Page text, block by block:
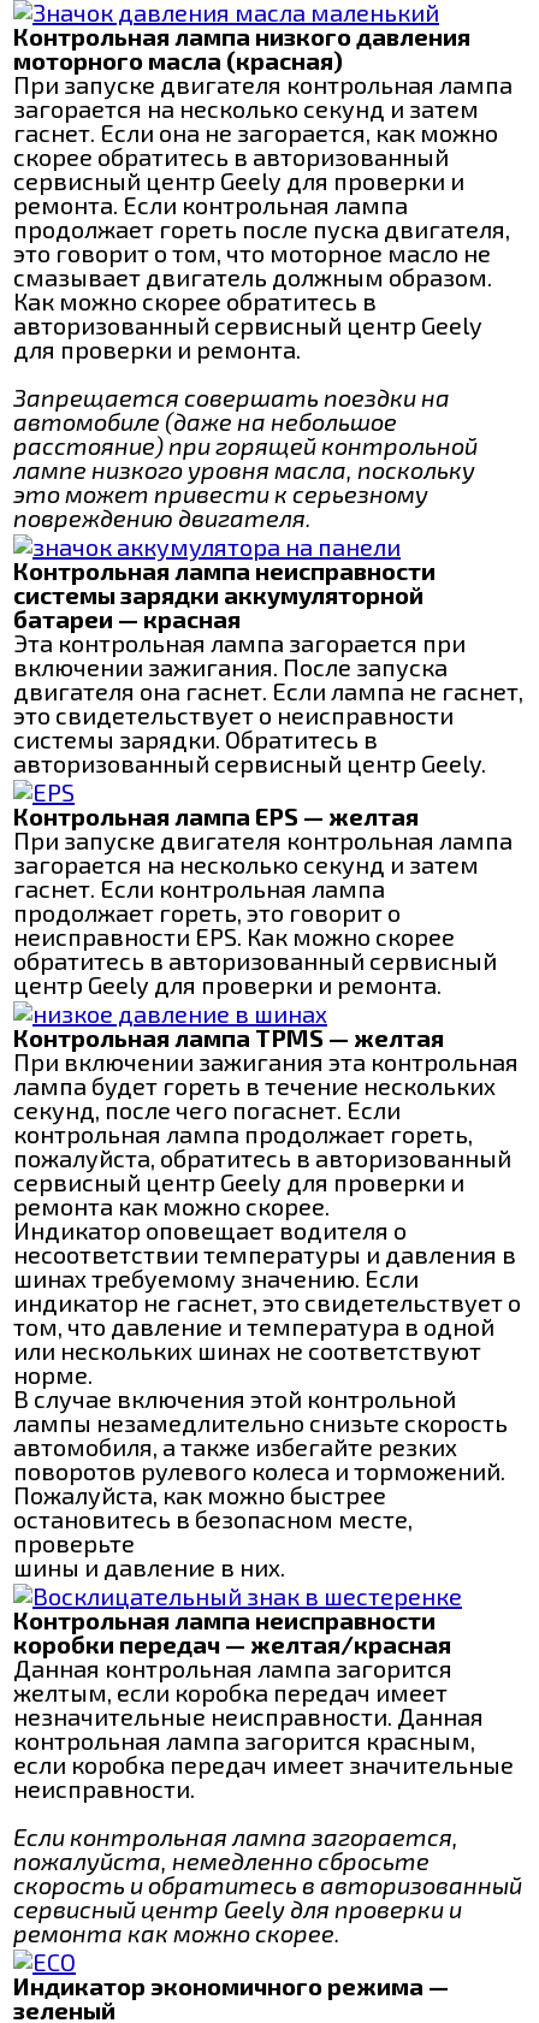
Контрольная лампа низкого давления
моторного масла (красная)
При запуске двигателя контрольная лампа
загорается на несколько секунд и затем
гаснет. Если она не загорается, как можно
скорее обратитесь в авторизованный
сервисный центр Geely для проверки и
ремонта. Если контрольная лампа
продолжает гореть после пуска двигателя,
это говорит о том, что моторное масло не
смазывает двигатель должным образом.
Как можно скорее обратитесь в
авторизованный сервисный центр Geely
для проверки и ремонта.
Запрещается совершать поездки на
автомобиле (даже на небольшое
расстояние) при горящей контрольной
лампе низкого уровня масла, поскольку
это может привести к серьезному
повреждению двигателя.
Контрольная лампа неисправности
системы зарядки аккумуляторной
батареи — красная
Эта контрольная лампа загорается при
включении зажигания. После запуска
двигателя она гаснет. Если лампа не гаснет,
это свидетельствует о неисправности
системы зарядки. Обратитесь в
авторизованный сервисный центр Geely.
Контрольная лампа EPS — желтая
При запуске двигателя контрольная лампа
загорается на несколько секунд и затем
гаснет. Если контрольная лампа
продолжает гореть, это говорит о
неисправности EPS. Как можно скорее
обратитесь в авторизованный сервисный
центр Geely для проверки и ремонта.
Контрольная лампа TPMS — желтая
При включении зажигания эта контрольная
лампа будет гореть в течение нескольких
секунд, после чего погаснет. Если
контрольная лампа продолжает гореть,
пожалуйста, обратитесь в авторизованный
сервисный центр Geely для проверки и
ремонта как можно скорее.
Индикатор оповещает водителя о
несоответствии температуры и давления в
шинах требуемому значению. Если
индикатор не гаснет, это свидетельствует о
том, что давление и температура в одной
или нескольких шинах не соответствуют
норме.
В случае включения этой контрольной
лампы незамедлительно снизьте скорость
автомобиля, а также избегайте резких
поворотов рулевого колеса и торможений.
Пожалуйста, как можно быстрее
остановитесь в безопасном месте,
проверьте
шины и давление в них.
Контрольная лампа неисправности
коробки передач — желтая/красная
Данная контрольная лампа загорится
желтым, если коробка передач имеет
незначительные неисправности. Данная
контрольная лампа загорится красным,
если коробка передач имеет значительные
неисправности.
Если контрольная лампа загорается,
пожалуйста, немедленно сбросьте
скорость и обратитесь в авторизованный
сервисный центр Geely для проверки и
ремонта как можно скорее.
Индикатор экономичного режима —
зеленый